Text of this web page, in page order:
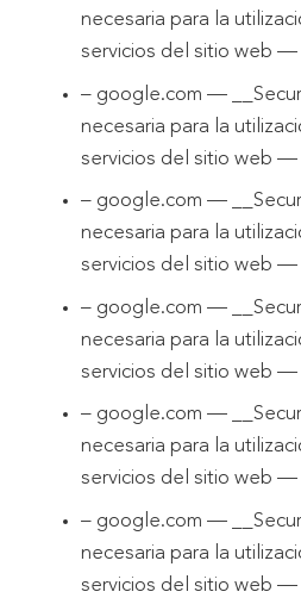
necesaria para la
servicios del sitio web —
– google.com —
necesaria para la
servicios del sitio web —
– google.com —
necesaria para la
servicios del sitio web —
– google.com —
necesaria para la
servicios del sitio web —
– google.com —
necesaria para la
servicios del sitio web —
– google.com —
necesaria para la
servicios del sitio web —